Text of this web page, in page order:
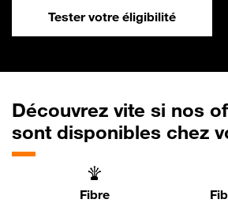
Tester votre éligibilité
Découvrez vite si nos
sont disponibles chez
Fibre